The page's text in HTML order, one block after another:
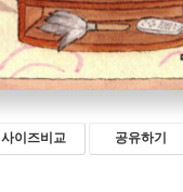
사이즈비교 공유하기